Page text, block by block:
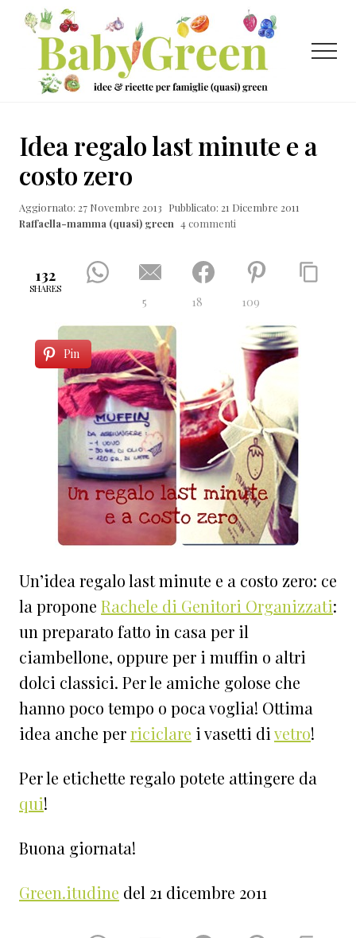
Menu
Passa
contenuto
principale
Passa
laterale
primaria
Passa
ricette
per
famiglie
Menu
Idea regalo last minute e a
costo zero
Aggiornato: 27 Novembre 2013 Pubblicato: 21 Dicembre 2011
Raffaella-mamma (quasi) green 4 commenti
132
SHARES
5 18 109
Pin
Un’idea regalo last minute e a costo zero: ce
la propone Rachele di Genitori Organizzati:
un preparato fatto in casa per il
ciambellone, oppure per i muffin o altri
dolci classici. Per le amiche golose che
hanno poco tempo o poca voglia! Ottima
idea anche perriciclare i vasetti di vetro!
Per le etichette regalo potete attingere da
qui!
Buona giornata!
Green.itudine del 21 dicembre 2011